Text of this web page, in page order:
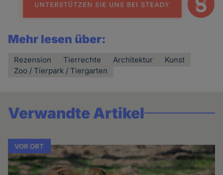
Mehr lesen über:
Rezension Tierrechte Architektur
Kunst
Zoo / Tierpark / Tiergarten
Verwandte Artikel
VOR ORT